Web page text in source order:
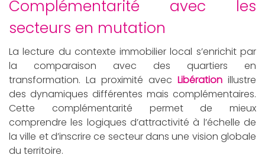
complémentarité avec les
secteurs en mutation
La lecture du contexte immobilier local s’enrichit par
la comparaison avec des quartiers en
transformation. La proximité avec Libération illustre
des dynamiques différentes mais complémentaires.
Cette complémentarité permet de mieux
comprendre les logiques d’attractivité à l’échelle de
la ville et d’inscrire ce secteur dans une vision globale
du territoire.